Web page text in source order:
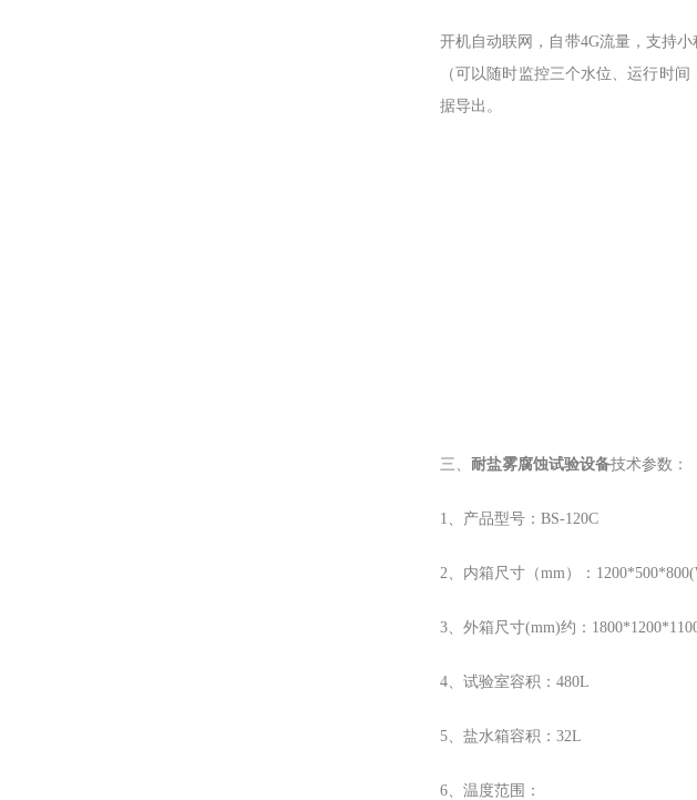
开机自动联网，自带4G流量，支持
（可以随时监控三个水位、运行时
据导出。
三、 耐盐雾腐蚀试验设备技术参数：
1、产品型号：BS-120C
2、内箱尺寸（mm）：
3、外箱尺寸(mm)约：
4、试验室容积：480L
5、盐水箱容积：32L
6、温度范围：